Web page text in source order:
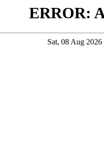
ERROR:
Sat, 08 Aug